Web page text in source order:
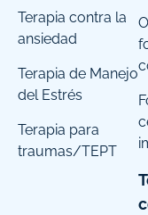
Terapia contra la
ansiedad
Terapia de Manejo
del Estrés
Terapia para
traumas/TEPT